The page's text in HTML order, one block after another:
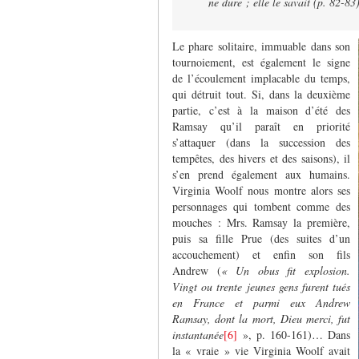
Le phare solitaire, immuable dans son
tournoiement, est également le signe
de l’écoulement implacable du temps,
qui détruit tout. Si, dans la deuxième
partie, c’est à la maison d’été des
Ramsay qu’il paraît en priorité
s’attaquer (dans la succession des
tempêtes, des hivers et des saisons), il
s’en prend également aux humains.
Virginia Woolf nous montre alors ses
personnages qui tombent comme des
mouches : Mrs. Ramsay la première,
puis sa fille Prue (des suites d’un
accouchement) et enfin son fils
Andrew (« Un obus fit explosion.
Vingt ou trente jeunes gens furent tués
en France et parmi eux Andrew
Ramsay, dont la mort, Dieu merci, fut
instantanée[6] », p. 160-161)… Dans
la « vraie » vie Virginia Woolf avait